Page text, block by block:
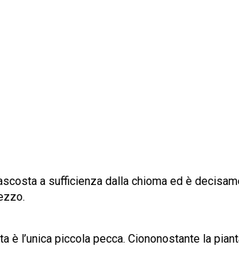
a sufficienza dalla chioma ed è
l’unica piccola pecca. Ciononostante la